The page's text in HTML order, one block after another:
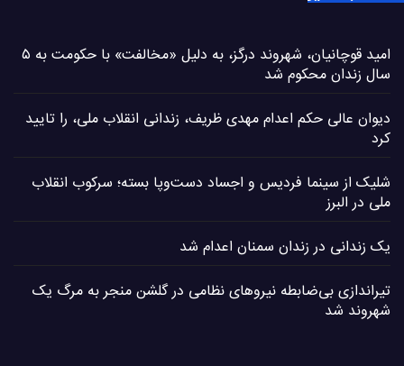
امید قوچانیان، شهروند درگز، به دلیل «مخالفت» با حکومت به ۵
سال زندان محکوم شد
دیوان عالی حکم اعدام مهدی ظریف، زندانی انقلاب ملی، را تایید
کرد
شلیک از سینما فردیس و اجساد دست‌وپا بسته؛ سرکوب انقلاب
ملی در البرز
یک زندانی در زندان سمنان اعدام شد
تیراندازی بی‌ضابطه نیروهای نظامی در گلشن منجر به مرگ یک
شهروند شد